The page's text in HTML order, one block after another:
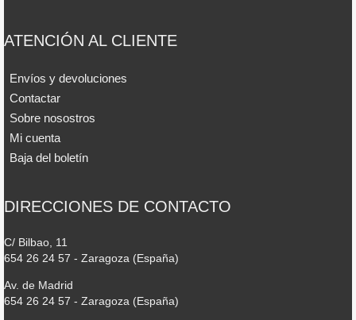
ATENCIÓN AL CLIENTE
Envíos y devoluciones
Contactar
Sobre nosostros
Mi cuenta
Baja del boletín
DIRECCIONES DE CONTACTO
C/ Bilbao, 11
654 26 24 57 - Zaragoza (España)
Av. de Madrid
654 26 24 57 - Zaragoza (España)